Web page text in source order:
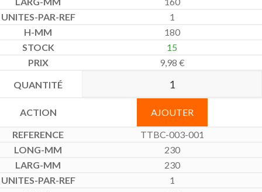
1
180
15
9,98 €
AJOUTER
TTBC-003-001
230
230
1